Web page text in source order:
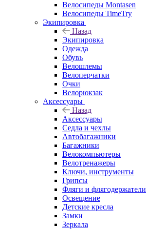
Велосипеды Montasen
Велосипеды TimeTry
Экипировка
Назад
Экипировка
Одежда
Обувь
Велошлемы
Велоперчатки
Очки
Велорюкзак
Аксессуары
Назад
Аксессуары
Седла и чехлы
Автобагажники
Багажники
Велокомпьютеры
Велотренажеры
Ключи, инструменты
Грипсы
Фляги и флягодержатели
Освещение
Детские кресла
Замки
Зеркала